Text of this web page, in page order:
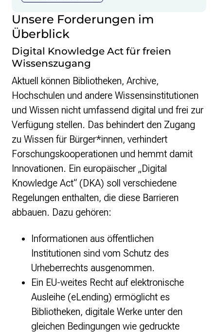
Unsere Forderungen im
Überblick
Digital Knowledge Act für freien
Wissenszugang
Aktuell können Bibliotheken, Archive,
Hochschulen und andere Wissensinstitutionen
und Wissen nicht umfassend digital und frei zur
Verfügung stellen. Das behindert den Zugang
zu Wissen für Bürger*innen, verhindert
Forschungskooperationen und hemmt damit
Innovationen. Ein europäischer „Digital
Knowledge Act“ (DKA) soll verschiedene
Regelungen enthalten, die diese Barrieren
abbauen. Dazu gehören:
Informationen aus öffentlichen
Institutionen sind vom Schutz des
Urheberrechts ausgenommen.
Ein EU-weites Recht auf elektronische
Ausleihe (eLending) ermöglicht es
Bibliotheken, digitale Werke unter den
gleichen Bedingungen wie gedruckte